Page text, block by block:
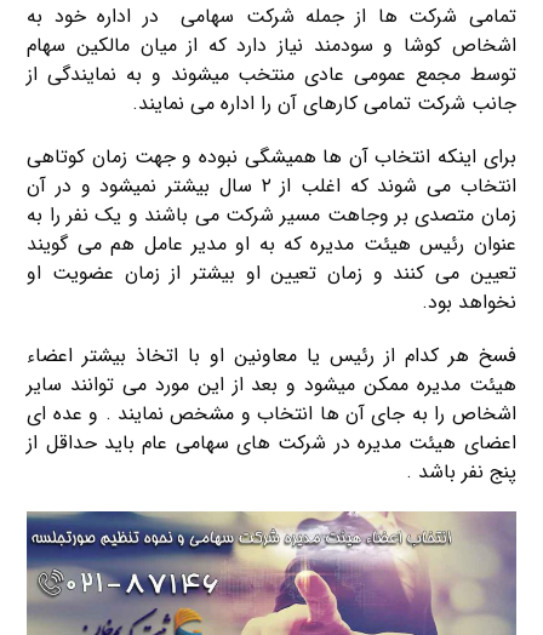
تمامی شرکت ها از جمله شرکت سهامی در اداره خود به
اشخاص کوشا و سودمند نیاز دارد که از میان مالکین سهام
توسط مجمع عمومی عادی منتخب میشوند و به نمایندگی از
جانب شرکت تمامی کارهای آن را اداره می نمایند.
برای اینکه انتخاب آن ها همیشگی نبوده و جهت زمان کوتاهی
انتخاب می شوند که اغلب از ۲ سال بیشتر نمیشود و در آن
زمان متصدی بر وجاهت مسیر شرکت می باشند و یک نفر را به
عنوان رئیس هیئت مدیره که به او مدیر عامل هم می گویند
تعیین می کنند و زمان تعیین او بیشتر از زمان عضویت او
نخواهد بود.
فسخ هر کدام از رئیس یا معاونین او با اتخاذ بیشتر اعضاء
هیئت مدیره ممکن میشود و بعد از این مورد می توانند سایر
اشخاص را به جای آن ها انتخاب و مشخص نمایند . و عده ای
اعضای هیئت مدیره در شرکت های سهامی عام باید حداقل از
پنج نفر باشد .